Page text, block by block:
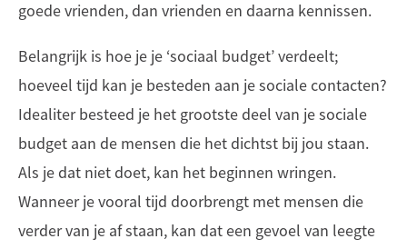
goede vrienden, dan vrienden en daarna kennissen.
Belangrijk is hoe je je ‘sociaal budget’ verdeelt;
hoeveel tijd kan je besteden aan je sociale contacten?
Idealiter besteed je het grootste deel van je sociale
budget aan de mensen die het dichtst bij jou staan.
Als je dat niet doet, kan het beginnen wringen.
Wanneer je vooral tijd doorbrengt met mensen die
verder van je af staan, kan dat een gevoel van leegte